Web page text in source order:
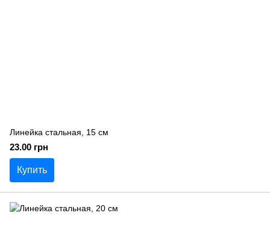
Линейка стальная, 15 см
23.00 грн
Купить